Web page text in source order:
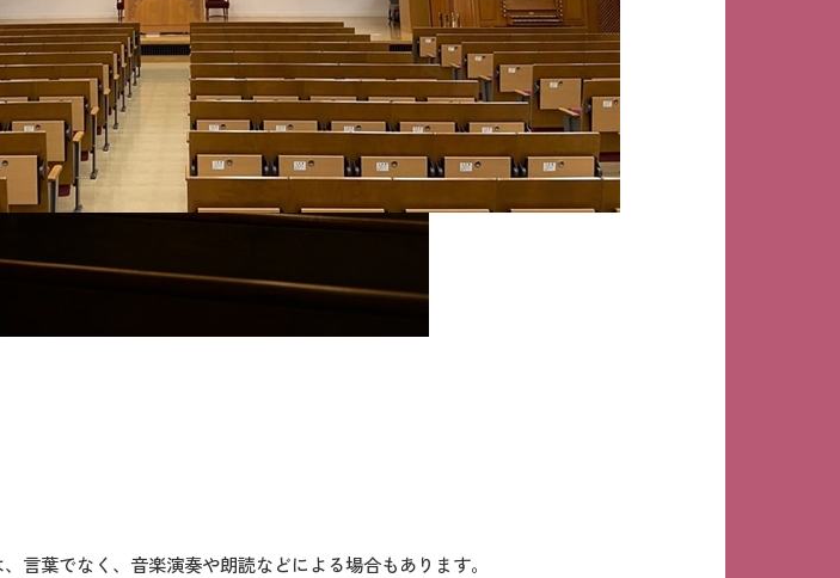
言葉でなく、音楽演奏や朗読などによる場合もあります。